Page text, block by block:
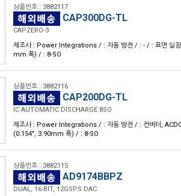
상품번호 : 3882117
CAP300DG-TL
CAPZERO-3
제조사 : Power Integrations / : 자동 방전 / : - / : 표면 실
mm 폭) / : 8-SO
상품번호 : 3882116
CAP200DG-TL
IC AUTOMATIC DISCHARGE 8SO
제조사 : Power Integrations / : 자동 방전 / : 컨버터,
(0.154", 3.90mm 폭) / : 8-SO
상품번호 : 3882115
AD9174BBPZ
DUAL, 16-BIT, 12GSPS DAC